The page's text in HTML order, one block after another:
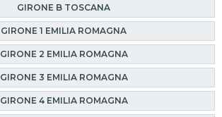
GIRONE B TOSCANA
GIRONE 1 EMILIA ROMAGNA
GIRONE 2 EMILIA ROMAGNA
GIRONE 3 EMILIA ROMAGNA
GIRONE 4 EMILIA ROMAGNA